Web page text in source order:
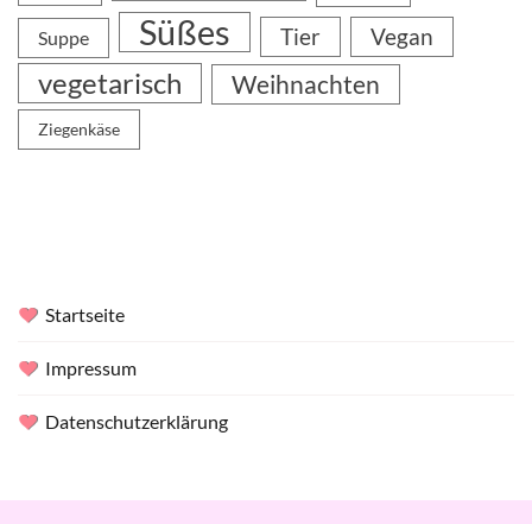
Suppe Süßes Tier Vegan
vegetarisch Weihnachten
Ziegenkäse
Startseite
Impressum
Datenschutzerklärung